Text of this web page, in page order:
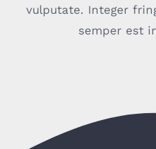
vulputate. Integer
semper est